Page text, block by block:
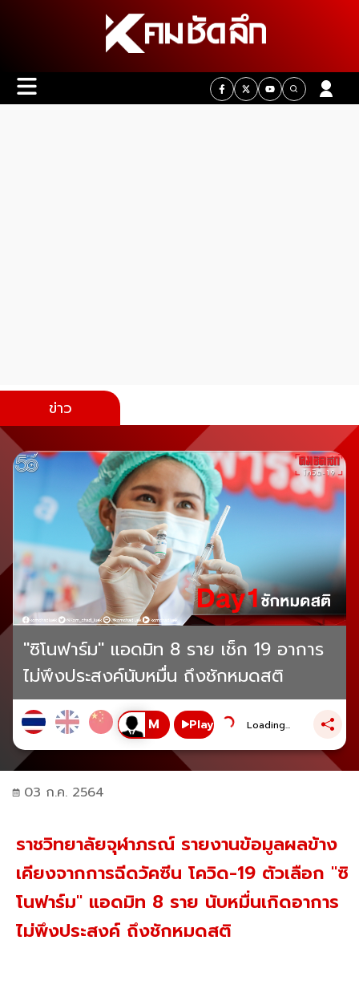
ข่าว
"ซิโนฟาร์ม" แอดมิท 8 ราย เช็ก 19 อาการ
ไม่พึงประสงค์นับหมื่น ถึงชักหมดสติ
Play Loading...
03 ก.ค. 2564
ราชวิทยาลัยจุฬาภรณ์ รายงานข้อมูลผลข้าง
เคียงจากการฉีดวัคซีน โควิด-19 ตัวเลือก "ซิ
โนฟาร์ม" แอดมิท 8 ราย นับหมื่นเกิดอาการ
ไม่พึงประสงค์ ถึงชักหมดสติ